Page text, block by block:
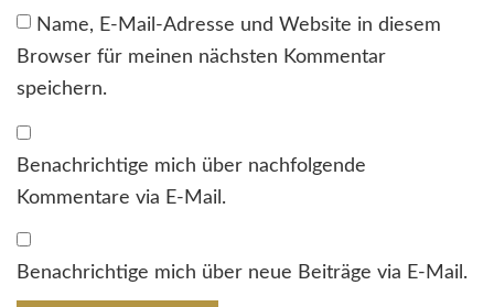
Name, E-Mail-Adresse und Website in diesem
Browser für meinen nächsten Kommentar
speichern.
Benachrichtige mich über nachfolgende
Kommentare via E-Mail.
Benachrichtige mich über neue Beiträge via E-Mail.